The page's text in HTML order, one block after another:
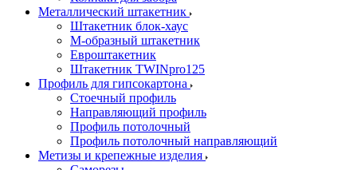
Металлический штакетник
Штакетник блок-хаус
М-образный штакетник
Евроштакетник
Штакетник TWINpro125
Профиль для гипсокартона
Стоечный профиль
Направляющий профиль
Профиль потолочный
Профиль потолочный направляющий
Метизы и крепежные изделия